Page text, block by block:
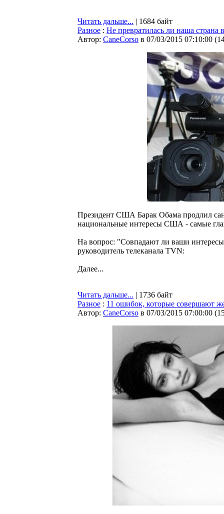
Читать дальше... | 1684 байт
Разное : Не превратилась ли наша
Автор: CaneCorso в 07/03/2015 07:10:00 (
Президент США Барак Обама продлил
национальные интересы США - самые
На вопрос: "Совпадают ли ваши
руководитель телеканала TVN:
Далее...
Читать дальше... | 1736 байт
Разное : 11 ошибок, которые совершают
Автор: CaneCorso в 07/03/2015 07:00:00 (